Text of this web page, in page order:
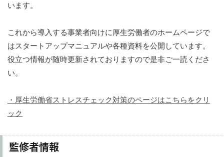
います。
これから導入する事業者向けに厚生労働者のホームページで
はスタートアップマニュアルや各種資料を公開しています。
役立つ情報が随時更新されておりますので是非ご一読くださ
い。
・厚生労働省ストレスチェック対策のページはこちらをクリ
ック
監修者情報